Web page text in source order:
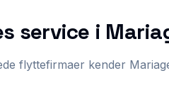
service i
flyttefirmaer kender